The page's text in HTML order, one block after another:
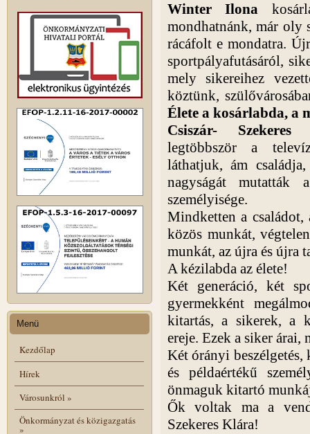
Menü
Kezdőlap
Hírek
Városunkról »
Önkormányzat és közigazgatás
»
Winter Ilona
mondhatnánk, már oly
rácáfolt e mondatra.
sportpályafutásáról,
mely sikereihez
köztünk,
Élete a kosárlabda, a
Csiszár- Szekeres
legtöbbször a
láthatjuk, ám
nagyságát
személyisége.
Mindketten a családot,
közös munkát,
munkát, az újra és újra
A kézilabda az élete!
Két generáció, két
gyermekként
kitartás, a sikerek, a
ereje. Ezek a siker
Két órányi beszélgetés,
és példaértékű
önmaguk kitartó
Ők voltak ma a
Szekeres Klára!